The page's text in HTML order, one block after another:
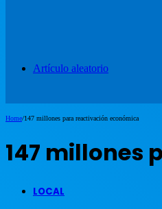
Artículo aleatorio
Home/147 millones para reactivación económica
147 millones
LOCAL